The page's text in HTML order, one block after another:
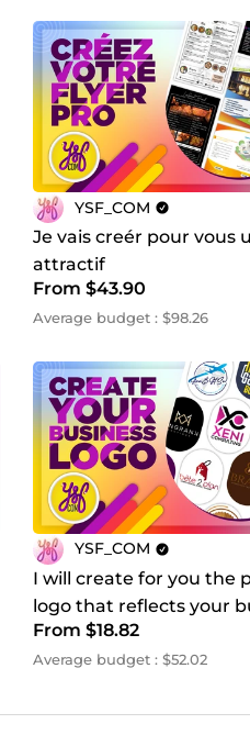
YSF_COM
Je vais creér pour vous
attractif
From $43.90
Average budget : $98.26
YSF_COM
I will create for you the
logo that reflects your
From $18.82
Average budget : $52.02